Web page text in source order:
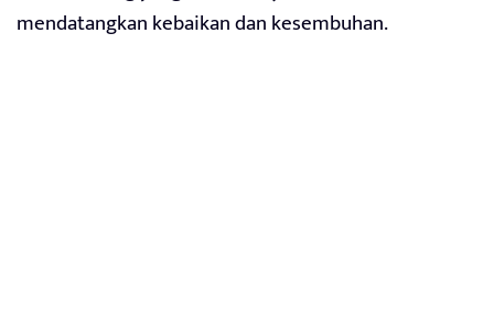
mendatangkan kebaikan dan kesembuhan.